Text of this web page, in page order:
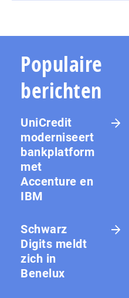
Populaire
berichten
UniCredit
moderniseert
bankplatform
met
Accenture en
IBM
Schwarz
Digits meldt
zich in
Benelux